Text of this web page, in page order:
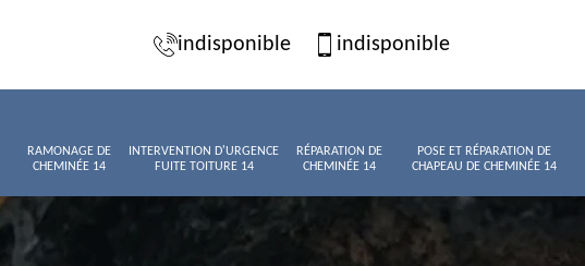
indisponible indisponible
RAMONAGE DE
CHEMINÉE 14
INTERVENTION D'URGENCE
FUITE TOITURE 14
RÉPARATION DE
CHEMINÉE 14
POSE ET RÉPARATION DE
CHAPEAU DE CHEMINÉE 14